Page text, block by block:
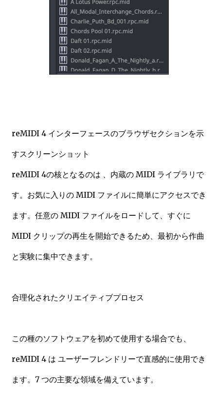
reMIDI 4 インターフェースのブラウザセクションを示
すスクリーンショット
reMIDI 4の核となるのは 、内蔵の MIDI ライブラリで
す。お気に入りの MIDI ファイルに簡単にアクセスでき
ます。任意の MIDI ファイルをロードして、すぐに
MIDI クリップの再生を開始できるため、最初から作曲
と実験に集中できます。
合理化されたクリエイティブプロセス
この種のソフトウェアを初めて使用する場合でも、
reMIDI 4 は ユーザーフレンドリーで直感的に使用でき
ます。7 つの主要な領域を備えています。